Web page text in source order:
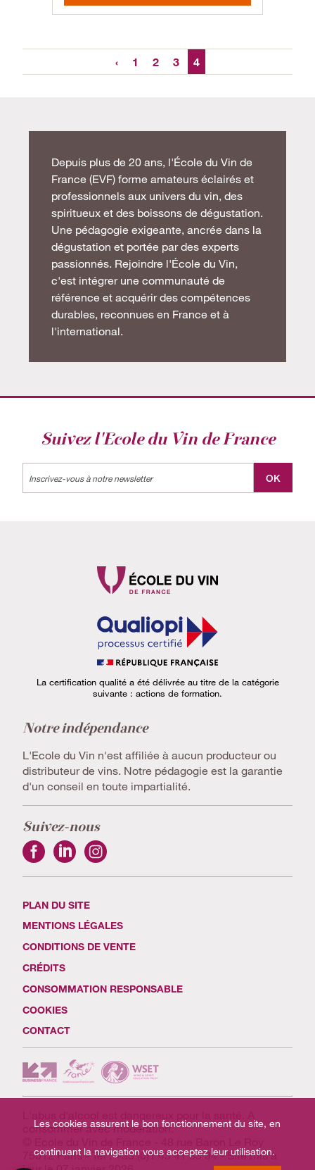
Les cookies assurent le bon fonctionnement du site, en
continuant la navigation vous acceptez leur utilisation.
‹ 1 2 3 4
Depuis plus de 20 ans, l'École du Vin de
France (EVF) forme amateurs éclairés et
professionnels aux univers du vin, des
spiritueux et des boissons de dégustation.
Une pédagogie exigeante, ancrée dans la
dégustation et portée par des experts
passionnés. Rejoindre l'École du Vin,
c'est intégrer une communauté de
référence et acquérir des compétences
durables, reconnues en France et à
l'international.
Suivez l'Ecole du Vin de France
OK
La certification qualité a été délivrée au titre de la catégorie
suivante : actions de formation.
Notre indépendance
L'Ecole du Vin n'est affiliée à aucun producteur ou
distributeur de vins. Notre pédagogie est la garantie
d'un conseil en toute impartialité.
Suivez-nous
PLAN DU SITE
MENTIONS LÉGALES
CONDITIONS DE VENTE
CRÉDITS
CONSOMMATION RESPONSABLE
COOKIES
CONTACT
consommer avec modération.
75012 Paris - Tél : +33 (0)1 43 41 33 94 - Site mis à